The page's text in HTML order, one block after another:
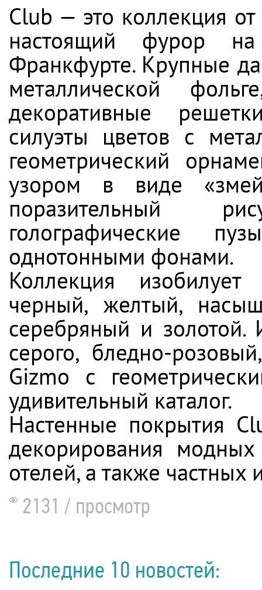
Club — это коллекция
настоящий фурор
Франкфурте. Крупные
металлической
декоративные
силуэты цветов с
геометрический
узором в виде
поразительный
голографические
однотонными фонами.
Коллекция
черный, желтый,
серебряный и золотой.
серого, бледно-
Gizmo с
удивительный каталог.
Настенные покрытия
декорирования
отелей, а также частных
2131 / просмотр
Последние 10 новостей: